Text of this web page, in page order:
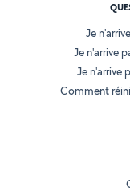
Je
Je n'arrive
Je n'arrive
Comment